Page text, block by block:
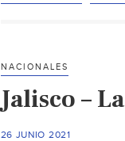
NACIONALES
Jalisco –
26 JUNIO 2021